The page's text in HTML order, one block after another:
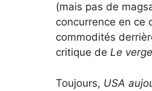
(mais pas de
concurrence en ce
commodités
critique de Le verge
Toujours, USA